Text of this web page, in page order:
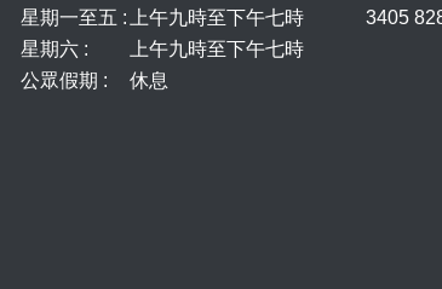
星期一至五 :
上午九時至下午七時
星期六 :
上午九時至下午七時
公眾假期 :
休息
3405